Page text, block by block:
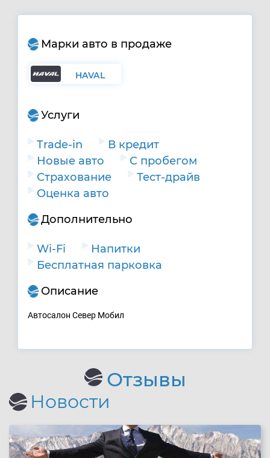
Марки авто в продаже
HAVAL
Услуги
Trade-in
В кредит
Новые авто
С пробегом
Страхование
Тест-драйв
Оценка авто
Дополнительно
Wi-Fi
Напитки
Бесплатная парковка
Описание
Автосалон Север Мобил
Отзывы
Новости